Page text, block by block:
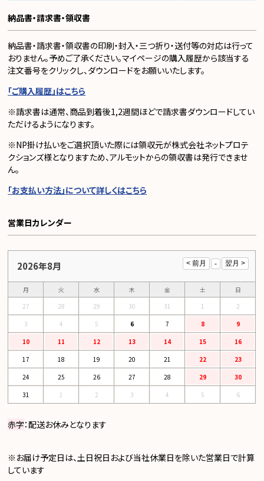
納品書・請求書・領収書
納品書・請求書・領収書の印刷・封入・三つ折り・送付等の対応は行って
おりません。予めご了承ください。マイページの購入履歴から該当する
注文番号をクリックし、ダウンロードをお願いいたします。
「ご購入履歴」はこちら
※請求書は通常、商品到着後1,2週間ほどで請求書ダウンロードしてい
ただけるようになります。
※NP掛け払いをご選択頂いた際には領収元が株式会社ネットプロテ
クションズ様となりますため、アルモットからの領収書は発行できませ
ん。
「お支払い方法」について詳しくはこちら
営業日カレンダー
2026年8月
月 火 水 木 金 土
日
27
28 29 30 31 1
2
3
4 5 6 7 8
9
10
11 12 13 14 15
16
17
18 19 20 21 22
23
24
25 26 27 28 29
30
31
1 2 3 4 5 6
赤字：配送お休みとなります
※お届け予定日は、土日祝日および当社休業日を除いた営業日で計算
しています